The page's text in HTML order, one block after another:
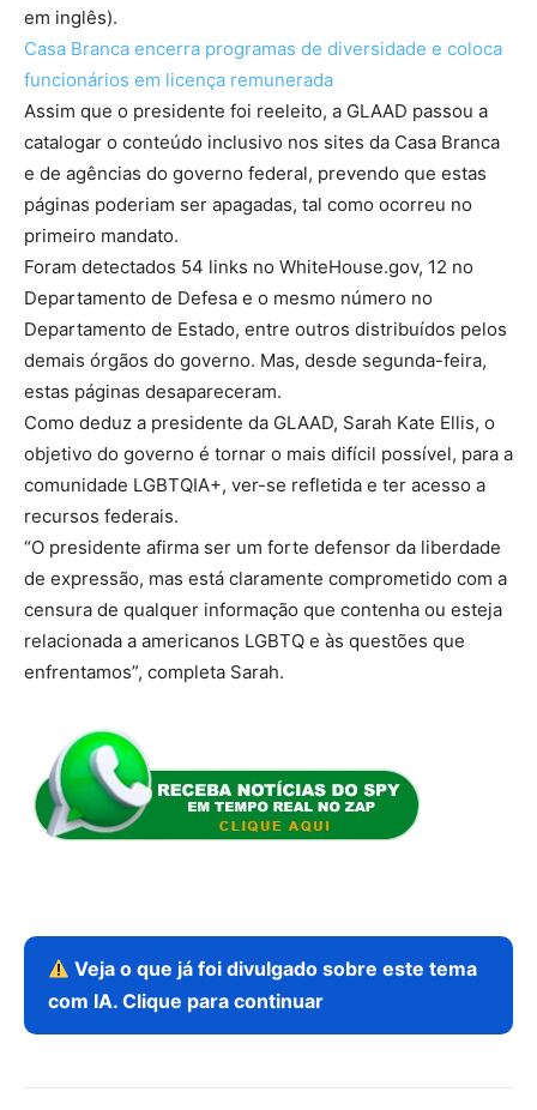
em inglês).
Casa Branca encerra programas de diversidade e coloca
funcionários em licença remunerada
Assim que o presidente foi reeleito, a GLAAD passou a
catalogar o conteúdo inclusivo nos sites da Casa Branca
e de agências do governo federal, prevendo que estas
páginas poderiam ser apagadas, tal como ocorreu no
primeiro mandato.
Foram detectados 54 links no WhiteHouse.gov, 12 no
Departamento de Defesa e o mesmo número no
Departamento de Estado, entre outros distribuídos pelos
demais órgãos do governo. Mas, desde segunda-feira,
estas páginas desapareceram.
Como deduz a presidente da GLAAD, Sarah Kate Ellis, o
objetivo do governo é tornar o mais difícil possível, para a
comunidade LGBTQIA+, ver-se refletida e ter acesso a
recursos federais.
“O presidente afirma ser um forte defensor da liberdade
de expressão, mas está claramente comprometido com a
censura de qualquer informação que contenha ou esteja
relacionada a americanos LGBTQ e às questões que
enfrentamos”, completa Sarah.
Veja o que já foi divulgado sobre este tema
com IA. Clique para continuar